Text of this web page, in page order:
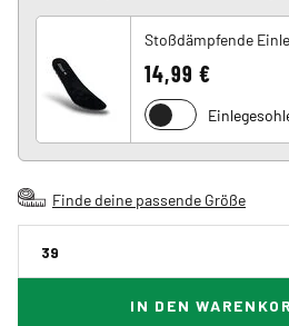
Stoßdämpfende
14,99 €
Finde deine passende Größe
39
IN DEN